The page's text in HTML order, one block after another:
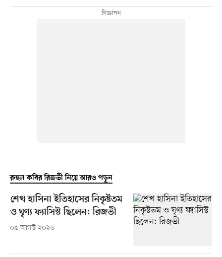
রুহুল কবির রিজভী নিয়ে আরও পড়ুন
শেখ হাসিনা ইতিহাসের নিকৃষ্টতম
ও ঘৃণ্য ফ্যাসিস্ট ছিলেন: রিজভী
০৫ আগস্ট ২০২৬